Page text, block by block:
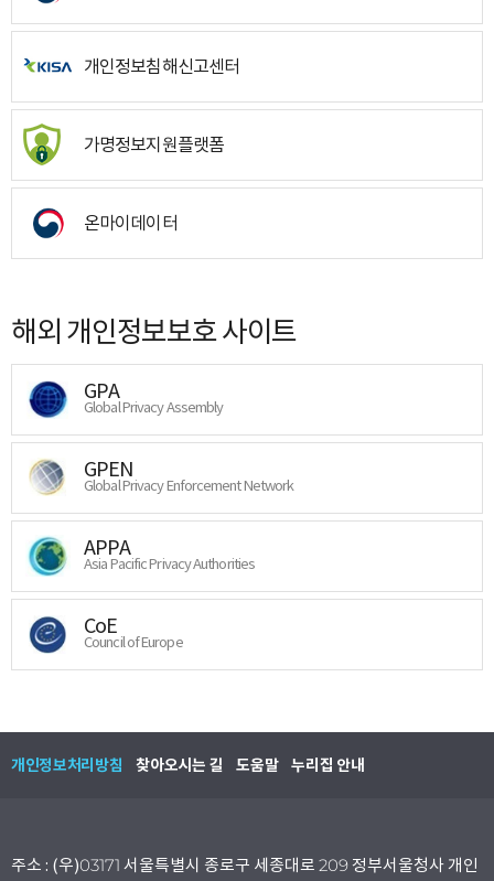
개인정보침해신고센터
가명정보지원플랫폼
온마이데이터
해외 개인정보보호 사이트
GPA
Global Privacy Assembly
GPEN
Global Privacy Enforcement Network
APPA
Asia Pacific Privacy Authorities
CoE
Council of Europe
개인정보처리방침 찾아오시는 길 도움말 누리집 안내
주소 : (우)03171 서울특별시 종로구 세종대로 209 정부서울청사 개인